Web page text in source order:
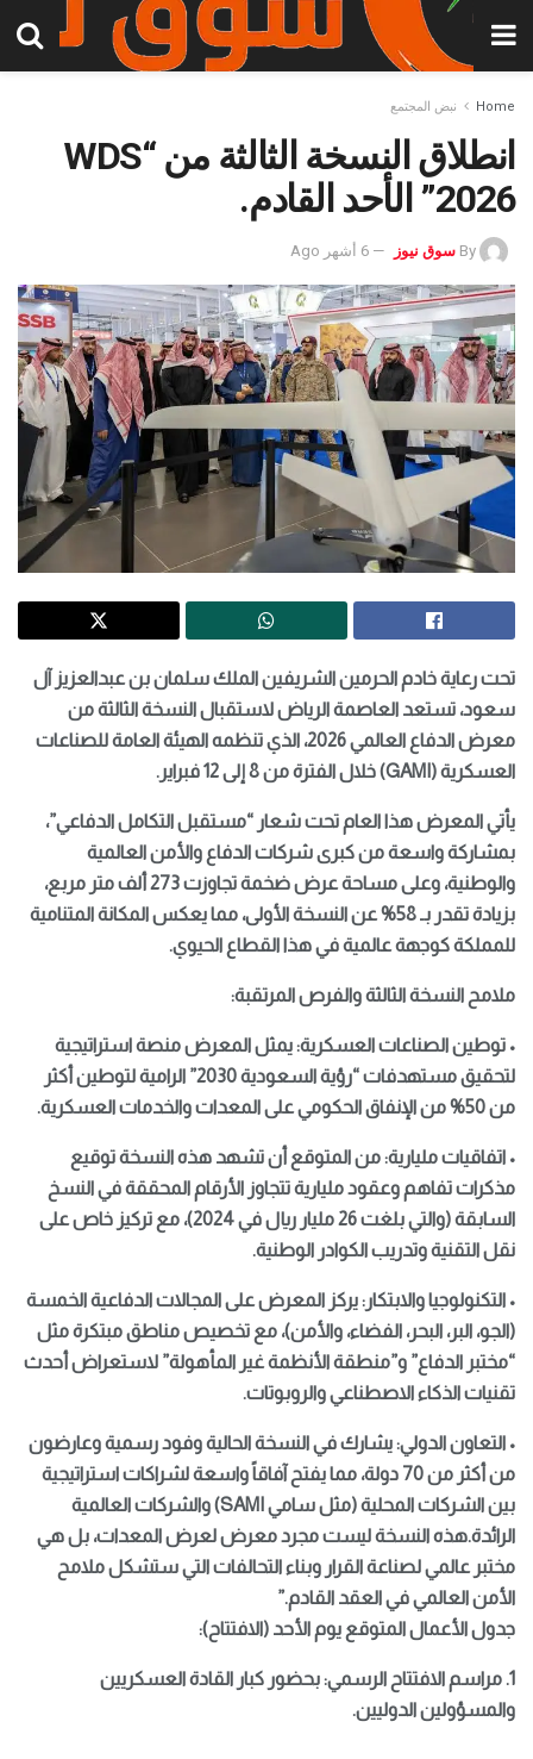
Home نبض المجتمع
انطلاق النسخة الثالثة من “WDS
2026” الأحد القادم.
By سوق نيوز 6 أشهر Ago
تحت رعاية خادم الحرمين الشريفين الملك سلمان بن عبدالعزيز آل
سعود، تستعد العاصمة الرياض لاستقبال النسخة الثالثة من
معرض الدفاع العالمي 2026، الذي تنظمه الهيئة العامة للصناعات
العسكرية (GAMI) خلال الفترة من 8 إلى 12 فبراير.
يأتي المعرض هذا العام تحت شعار “مستقبل التكامل الدفاعي”،
بمشاركة واسعة من كبرى شركات الدفاع والأمن العالمية
والوطنية، وعلى مساحة عرض ضخمة تجاوزت 273 ألف متر مربع،
بزيادة تقدر بـ 58% عن النسخة الأولى، مما يعكس المكانة المتنامية
للمملكة كوجهة عالمية في هذا القطاع الحيوي.
ملامح النسخة الثالثة والفرص المرتقبة:
• توطين الصناعات العسكرية: يمثل المعرض منصة استراتيجية
لتحقيق مستهدفات “رؤية السعودية 2030” الرامية لتوطين أكثر
من 50% من الإنفاق الحكومي على المعدات والخدمات العسكرية.
• اتفاقيات مليارية: من المتوقع أن تشهد هذه النسخة توقيع
مذكرات تفاهم وعقود مليارية تتجاوز الأرقام المحققة في النسخ
السابقة (والتي بلغت 26 مليار ريال في 2024)، مع تركيز خاص على
نقل التقنية وتدريب الكوادر الوطنية.
• التكنولوجيا والابتكار: يركز المعرض على المجالات الدفاعية الخمسة
(الجو، البر، البحر، الفضاء، والأمن)، مع تخصيص مناطق مبتكرة مثل
“مختبر الدفاع” و”منطقة الأنظمة غير المأهولة” لاستعراض أحدث
تقنيات الذكاء الاصطناعي والروبوتات.
• التعاون الدولي: يشارك في النسخة الحالية وفود رسمية وعارضون
من أكثر من 70 دولة، مما يفتح آفاقاً واسعة لشراكات استراتيجية
بين الشركات المحلية (مثل سامي SAMI) والشركات العالمية
الرائدة.هذه النسخة ليست مجرد معرض لعرض المعدات، بل هي
مختبر عالمي لصناعة القرار وبناء التحالفات التي ستشكل ملامح
الأمن العالمي في العقد القادم.”
جدول الأعمال المتوقع يوم الأحد (الافتتاح):
1. مراسم الافتتاح الرسمي: بحضور كبار القادة العسكريين
والمسؤولين الدوليين.